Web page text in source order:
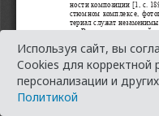
Используя сайт, вы
Cookies для корректной
персонализации и
Политикой